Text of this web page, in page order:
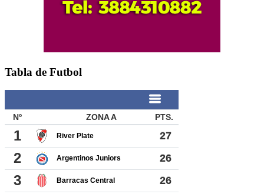
Tabla de Futbol